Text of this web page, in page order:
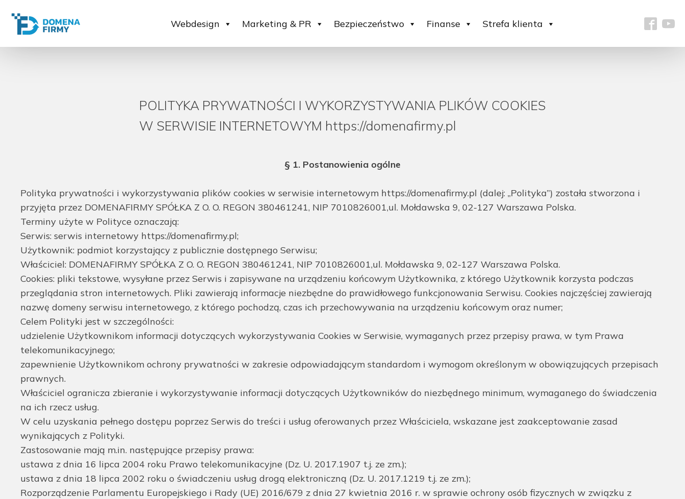
Webdesign Marketing & PR Bezpieczeństwo Finanse Strefa klienta
POLITYKA PRYWATNOŚCI I WYKORZYSTYWANIA PLIKÓW COOKIES
W SERWISIE INTERNETOWYM https://domenafirmy.pl
§ 1. Postanowienia ogólne
Polityka prywatności i wykorzystywania plików cookies w serwisie internetowym https://domenafirmy.pl (dalej: „Polityka”) została stworzona i
przyjęta przez DOMENAFIRMY SPÓŁKA Z O. O. REGON 380461241, NIP 7010826001,ul. Mołdawska 9, 02-127 Warszawa Polska.
Terminy użyte w Polityce oznaczają:
Serwis: serwis internetowy https://domenafirmy.pl;
Użytkownik: podmiot korzystający z publicznie dostępnego Serwisu;
Właściciel: DOMENAFIRMY SPÓŁKA Z O. O. REGON 380461241, NIP 7010826001,ul. Mołdawska 9, 02-127 Warszawa Polska.
Cookies: pliki tekstowe, wysyłane przez Serwis i zapisywane na urządzeniu końcowym Użytkownika, z którego Użytkownik korzysta podczas
przeglądania stron internetowych. Pliki zawierają informacje niezbędne do prawidłowego funkcjonowania Serwisu. Cookies najczęściej zawierają
nazwę domeny serwisu internetowego, z którego pochodzą, czas ich przechowywania na urządzeniu końcowym oraz numer;
Celem Polityki jest w szczególności:
udzielenie Użytkownikom informacji dotyczących wykorzystywania Cookies w Serwisie, wymaganych przez przepisy prawa, w tym Prawa
telekomunikacyjnego;
zapewnienie Użytkownikom ochrony prywatności w zakresie odpowiadającym standardom i wymogom określonym w obowiązujących przepisach
prawnych.
Właściciel ogranicza zbieranie i wykorzystywanie informacji dotyczących Użytkowników do niezbędnego minimum, wymaganego do świadczenia
na ich rzecz usług.
W celu uzyskania pełnego dostępu poprzez Serwis do treści i usług oferowanych przez Właściciela, wskazane jest zaakceptowanie zasad
wynikających z Polityki.
Zastosowanie mają m.in. następujące przepisy prawa:
ustawa z dnia 16 lipca 2004 roku Prawo telekomunikacyjne (Dz. U. 2017.1907 t.j. ze zm.);
ustawa z dnia 18 lipca 2002 roku o świadczeniu usług drogą elektroniczną (Dz. U. 2017.1219 t.j. ze zm.);
Rozporządzenie Parlamentu Europejskiego i Rady (UE) 2016/679 z dnia 27 kwietnia 2016 r. w sprawie ochrony osób fizycznych w związku z